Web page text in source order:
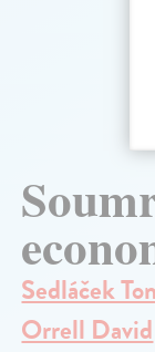
Sedláček
Orrell David